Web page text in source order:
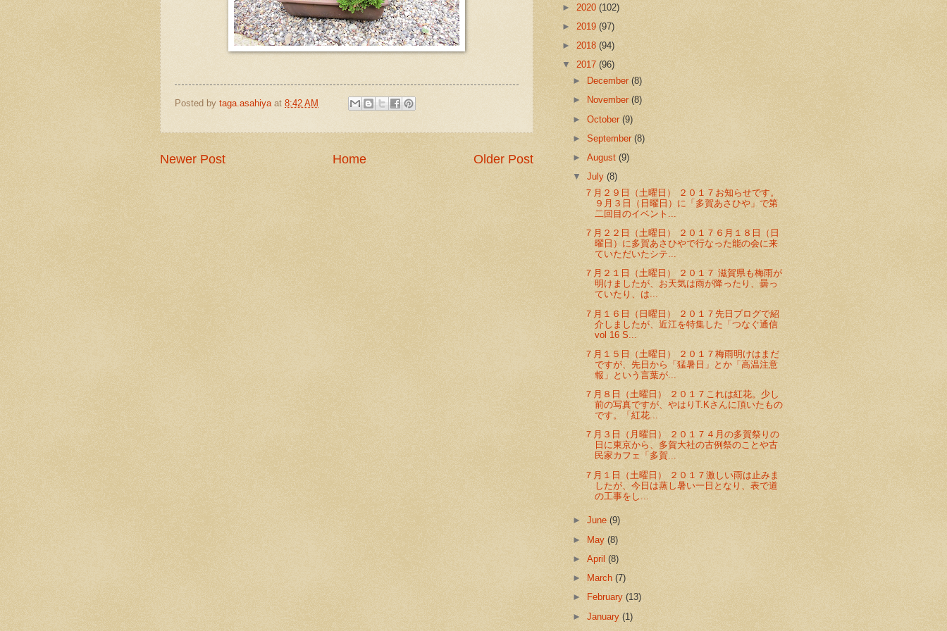
Posted by taga.asahiya at 8:42 AM
Newer Post Older Post
Home
► 2020 (102)
► 2019 (97)
► 2018 (94)
▼ 2017 (96)
►
December(8)
►
November(8)
►October(9)
►September(8)
►August(9)
▼July(8)
７月２９日（土曜日） ２０１７お知らせです。
９月３日（日曜日）に「多賀あさひや」で第
二回目のイベント...
７月２２日（土曜日） ２０１７６月１８日（日
曜日）に多賀あさひやで行なった能の会に来
ていただいたシテ...
７月２１日（土曜日） ２０１７ 滋賀県も梅雨が
明けましたが、お天気は雨が降ったり、曇っ
ていたり、は...
７月１６日（日曜日） ２０１７先日ブログで紹
介しましたが、近江を特集した「つなぐ通信
vol 16 S...
７月１５日（土曜日） ２０１７梅雨明けはまだ
ですが、先日から「猛暑日」とか「高温注意
報」という言葉が...
７月８日（土曜日） ２０１７これは紅花。少し
前の写真ですが、やはりT.Kさんに頂いたもの
です。「紅花...
７月３日（月曜日） ２０１７４月の多賀祭りの
日に東京から、多賀大社の古例祭のことや古
民家カフェ「多賀...
７月１日（土曜日） ２０１７激しい雨は止みま
したが、今日は蒸し暑い一日となり、表で道
の工事をし...
►June(9)
► May(8)
►April(8)
►
March(7)
►
February(13)
►January(1)